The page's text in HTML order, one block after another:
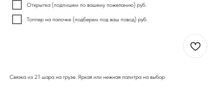
Открытка (подпишем по вашему пожеланию) руб.
Топпер на палочке (подберем под ваш повод) руб.
Связка из 21 шара на грузе. Яркая или нежная палитра на выбор.